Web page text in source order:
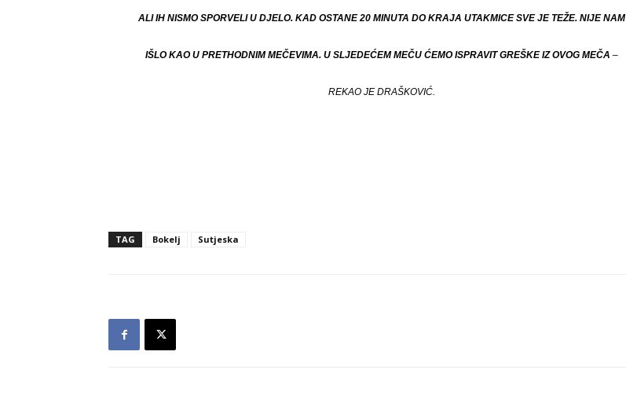
ALI IH NISMO SPORVELI U DJELO. KAD OSTANE 20 MINUTA DO KRAJA UTAKMICE SVE JE TEŽE. NIJE NAM
IŠLO KAO U PRETHODNIM MEČEVIMA. U SLJEDEĆEM MEČU ĆEMO ISPRAVIT GREŠKE IZ OVOG MEČA –
REKAO JE DRAŠKOVIĆ.
TAG Bokelj Sutjeska